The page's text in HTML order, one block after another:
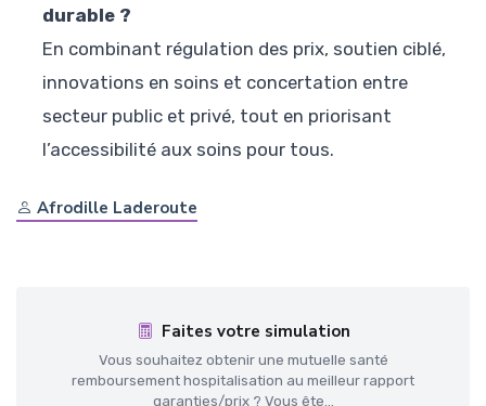
durable ?
En combinant régulation des prix, soutien ciblé,
innovations en soins et concertation entre
secteur public et privé, tout en priorisant
l’accessibilité aux soins pour tous.
Afrodille Laderoute
Faites votre simulation
Vous souhaitez obtenir une mutuelle santé
remboursement hospitalisation au meilleur rapport
garanties/prix ? Vous ête...